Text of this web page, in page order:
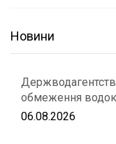
Новини
обмеження
06.08.2026